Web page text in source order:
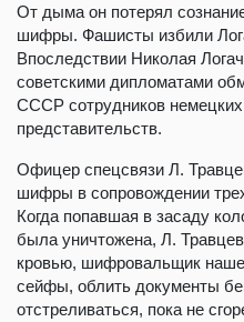
От дыма он потерял
шифры. Фашисты избили
Впоследствии Николая
советскими дипломатами
СССР сотрудников
представительств.
Офицер спецсвязи Л.
шифры в сопровождении
Когда попавшая в засаду
была уничтожена, Л.
кровью, шифровальщик
сейфы, облить документы
отстреливаться, пока не